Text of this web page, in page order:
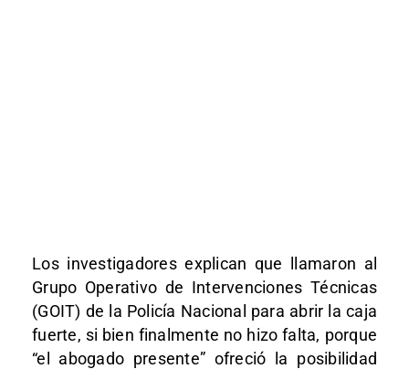
Los investigadores explican que llamaron al
Grupo Operativo de Intervenciones Técnicas
(GOIT) de la Policía Nacional para abrir la caja
fuerte, si bien finalmente no hizo falta, porque
“el abogado presente” ofreció la posibilidad